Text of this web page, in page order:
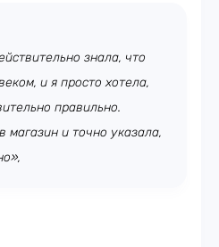
знала, что
и я просто хотела,
правильно.
магазин и точно указала,